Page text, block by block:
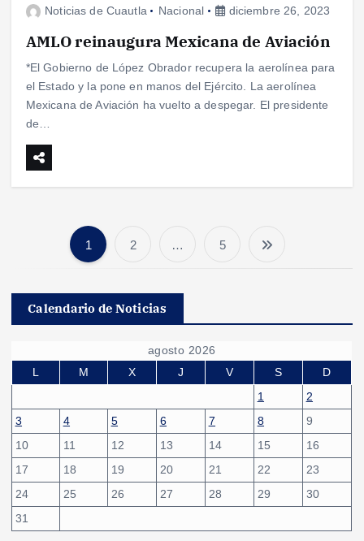
Noticias de Cuautla Nacional diciembre 26, 2023
AMLO reinaugura Mexicana de Aviación
*El Gobierno de López Obrador recupera la aerolínea para
el Estado y la pone en manos del Ejército. La aerolínea
Mexicana de Aviación ha vuelto a despegar. El presidente
de…
a
g
i
n
a
c
1 2 … 5
Calendario de Noticias
agosto 2026
L
M X J V S
D
1
2
3
4 5 6 7 8
9
10
11 12 13 14 15
16
17
18 19 20 21 22
23
24
25 26 27 28 29
30
31